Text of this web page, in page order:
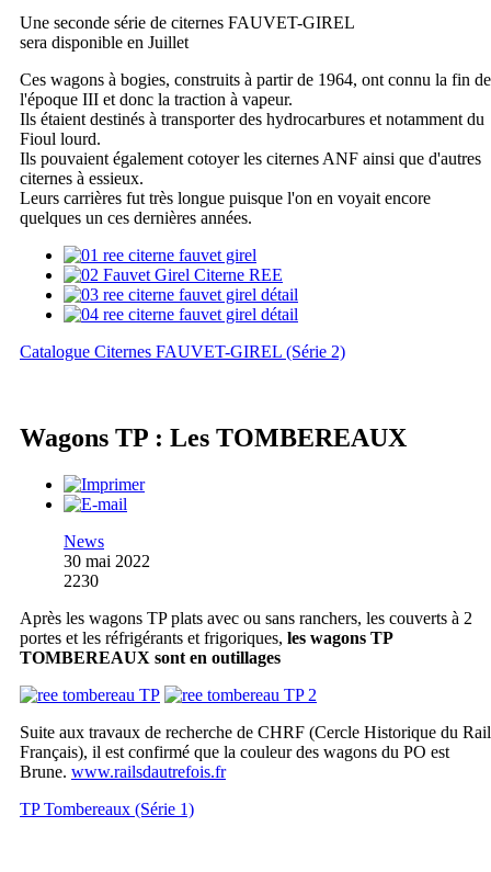
Une seconde série de citernes FAUVET-GIREL
sera disponible en Juillet
Ces wagons à bogies, construits à partir de 1964, ont connu la fin de
l'époque III et donc la traction à vapeur.
Ils étaient destinés à transporter des hydrocarbures et notamment du
Fioul lourd.
Ils pouvaient également cotoyer les citernes ANF ainsi que d'autres
citernes à essieux.
Leurs carrières fut très longue puisque l'on en voyait encore
quelques un ces dernières années.
Catalogue Citernes FAUVET-GIREL (Série 2)
Wagons TP : Les TOMBEREAUX
News
30 mai 2022
2230
Après les wagons TP plats avec ou sans ranchers, les couverts à 2
portes et les réfrigérants et frigoriques, les wagons TP
TOMBEREAUX sont en outillages
Suite aux travaux de recherche de CHRF (Cercle Historique du Rail
Français), il est confirmé que la couleur des wagons du PO est
Brune. www.railsdautrefois.fr
TP Tombereaux (Série 1)